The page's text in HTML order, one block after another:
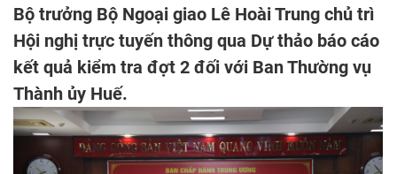
Bộ trưởng Bộ Ngoại giao Lê Hoài Trung chủ trì
Hội nghị trực tuyến thông qua Dự thảo báo cáo
kết quả kiểm tra đợt 2 đối với Ban Thường vụ
Thành ủy Huế.